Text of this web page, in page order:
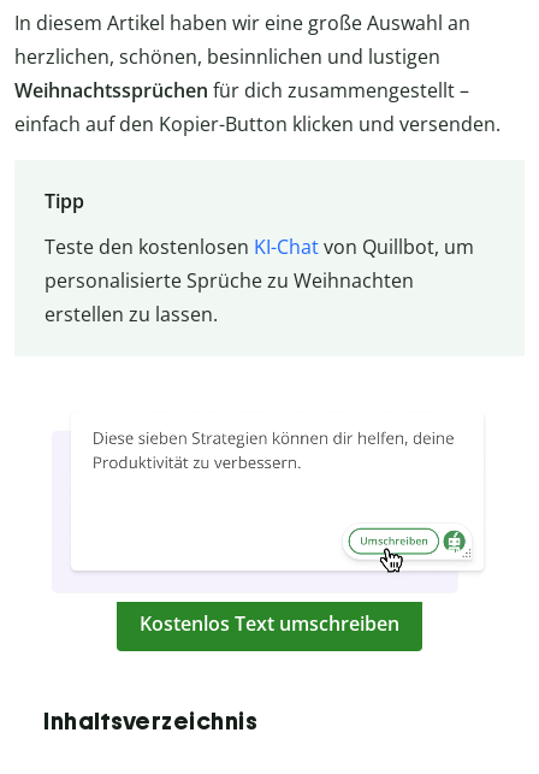
In diesem Artikel haben wir eine große Auswahl an
herzlichen, schönen, besinnlichen und lustigen
Weihnachtssprüchen für dich zusammengestellt –
einfach auf den Kopier-Button klicken und versenden.
Tipp
Teste den kostenlosen KI-Chatvon Quillbot, um
personalisierte Sprüche zu Weihnachten
erstellen zu lassen.
Kostenlos Text umschreiben
Inhaltsverzeichnis